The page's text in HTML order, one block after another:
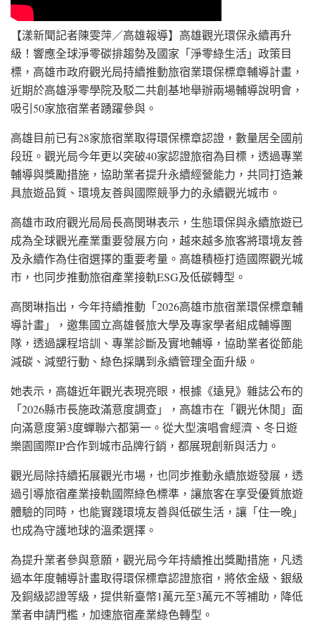
【漾新聞記者陳雯萍／高雄報導】高雄觀光環保永續再升
級！響應全球淨零碳排趨勢及國家「淨零綠生活」政策目
標，高雄市政府觀光局持續推動旅宿業環保標章輔導計畫，
近期於高雄淨零學院及駁二共創基地舉辦兩場輔導說明會，
吸引50家旅宿業者踴躍參與。
高雄目前已有28家旅宿業取得環保標章認證，數量居全國前
段班。觀光局今年更以突破40家認證旅宿為目標，透過專業
輔導與獎勵措施，協助業者提升永續經營能力，共同打造兼
具旅遊品質、環境友善與國際競爭力的永續觀光城市。
高雄市政府觀光局局長高閔琳表示，生態環保與永續旅遊已
成為全球觀光產業重要發展方向，越來越多旅客將環境友善
及永續作為住宿選擇的重要考量。高雄積極打造國際觀光城
市，也同步推動旅宿產業接軌ESG及低碳轉型。
高閔琳指出，今年持續推動「2026高雄市旅宿業環保標章輔
導計畫」，邀集國立高雄餐旅大學及專家學者組成輔導團
隊，透過課程培訓、專業診斷及實地輔導，協助業者從節能
減碳、減塑行動、綠色採購到永續管理全面升級。
她表示，高雄近年觀光表現亮眼，根據《遠見》雜誌公布的
「2026縣市長施政滿意度調查」，高雄市在「觀光休閒」面
向滿意度第3度蟬聯六都第一。從大型演唱會經濟、冬日遊
樂園國際IP合作到城市品牌行銷，都展現創新與活力。
觀光局除持續拓展觀光市場，也同步推動永續旅遊發展，透
過引導旅宿產業接軌國際綠色標準，讓旅客在享受優質旅遊
體驗的同時，也能實踐環境友善與低碳生活，讓「住一晚」
也成為守護地球的溫柔選擇。
為提升業者參與意願，觀光局今年持續推出獎勵措施，凡透
過本年度輔導計畫取得環保標章認證旅宿，將依金級、銀級
及銅級認證等級，提供新臺幣1萬元至3萬元不等補助，降低
業者申請門檻，加速旅宿產業綠色轉型。